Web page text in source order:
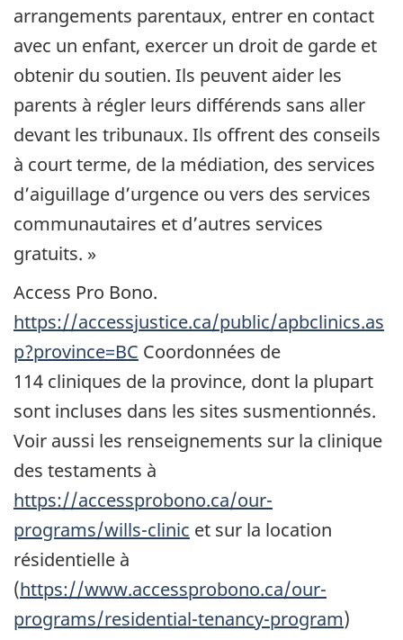
arrangements parentaux, entrer en contact
avec un enfant, exercer un droit de garde et
obtenir du soutien. Ils peuvent aider les
parents à régler leurs différends sans aller
devant les tribunaux. Ils offrent des conseils
à court terme, de la médiation, des services
d’aiguillage d’urgence ou vers des services
communautaires et d’autres services
gratuits. »
Access Pro Bono.
https://accessjustice.ca/public/apbclinics.as
p?province=BC Coordonnées de
114 cliniques de la province, dont la plupart
sont incluses dans les sites susmentionnés.
Voir aussi les renseignements sur la clinique
des testaments à
https://accessprobono.ca/our-
programs/wills-clinic et sur la location
résidentielle à
(https://www.accessprobono.ca/our-
programs/residential-tenancy-program)